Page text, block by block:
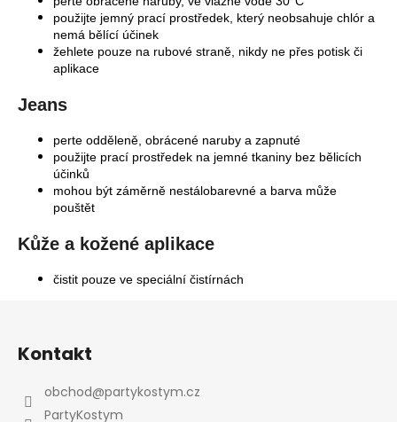
použijte jemný prací prostředek, který neobsahuje chlór a
nemá bělící účinek
žehlete pouze na rubové straně, nikdy ne přes potisk či
aplikace
Jeans
perte odděleně, obrácené naruby a zapnuté
použijte prací prostředek na jemné tkaniny bez bělicích
účinků
mohou být záměrně nestálobarevné a barva může
pouštět
Kůže a kožené aplikace
čistit pouze ve speciální čistírnách
Kontakt
obchod@partykostym.cz
PartyKostym